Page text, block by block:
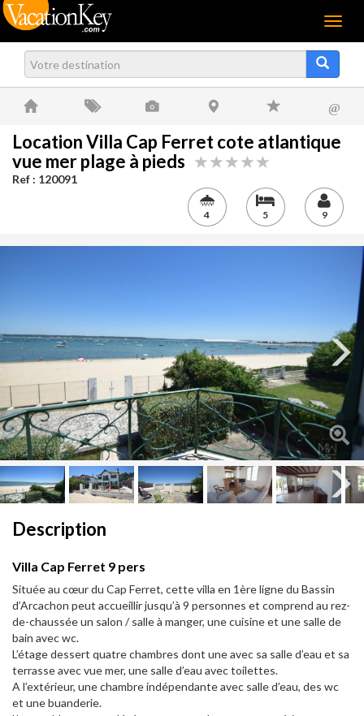
Menu
@
Location Villa Cap Ferret cote atlantique
vue mer plage à pieds
Ref : 120091
4 5 9
Next
Description
Villa Cap Ferret 9 pers
Située au cœur du Cap Ferret, cette villa en 1ère ligne du Bassin
d’Arcachon peut accueillir jusqu’à 9 personnes et comprend au rez-
de-chaussée un salon / salle à manger, une cuisine et une salle de
bain avec wc.
L’étage dessert quatre chambres dont une avec sa salle d’eau et sa
terrasse avec vue mer, une salle d’eau avec toilettes.
A l’extérieur, une chambre indépendante avec salle d’eau, des wc
et une buanderie.